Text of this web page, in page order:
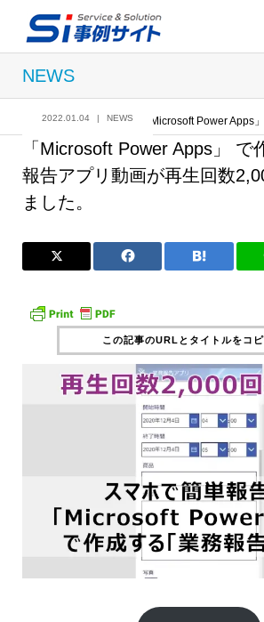
NEWS
記事 NEWS 「Microsoft Power Apps」 で作成する業務報告ア
2022.01.04 NEWS
「Microsoft Power Apps」 で
報告アプリ動画が再生回数
ました。
この記事のURLとタイトルをコ